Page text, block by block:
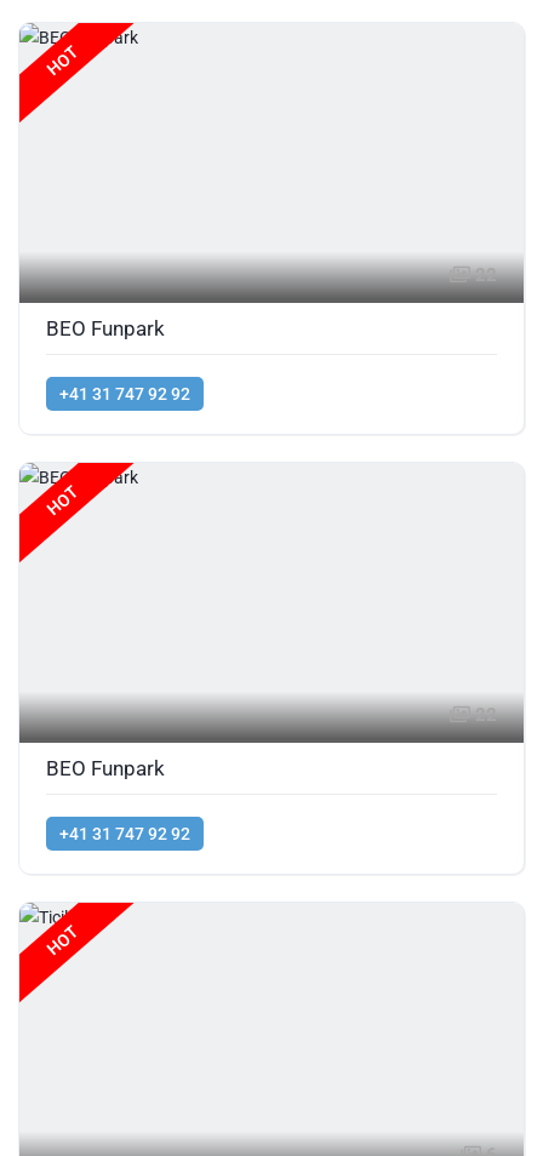
HOT
22
BEO Funpark
+41 31 747 92 92
HOT
22
BEO Funpark
+41 31 747 92 92
HOT